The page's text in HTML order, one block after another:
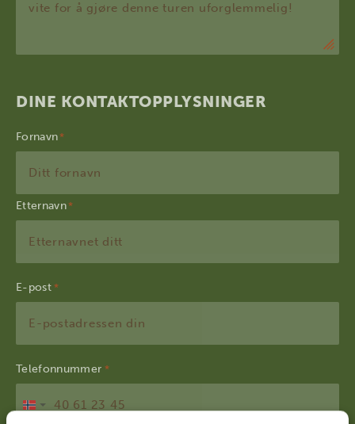
DINE KONTAKTOPPLYSNINGER
Fornavn
Etternavn
E-post *
Telefonnummer *
Norge